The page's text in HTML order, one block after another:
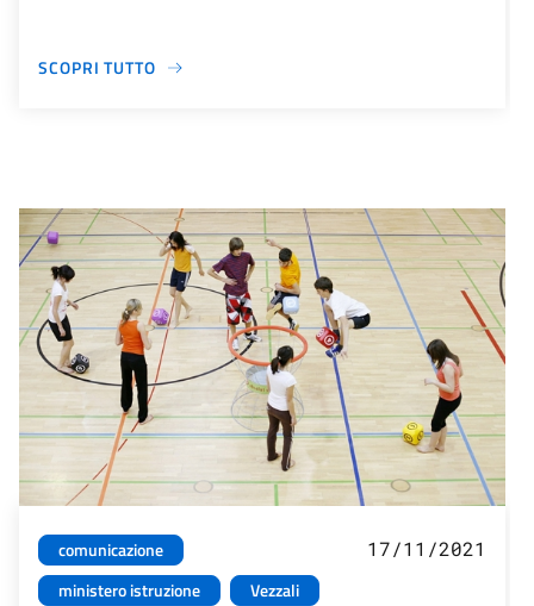
SCOPRI TUTTO
comunicazione
ministero istruzione
Vezzali
17/11/2021